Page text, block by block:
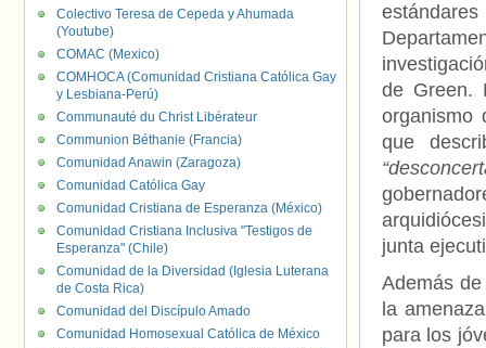
de Green.
organismo
que
junta
Además
la
para los
Colectivo Teresa de Cepeda y Ahumada
(Youtube)
COMAC (Mexico)
COMHOCA (Comunidad Cristiana Católica Gay
y Lesbiana-Perú)
Communauté du Christ Libérateur
Communion Béthanie (Francia)
Comunidad Anawin (Zaragoza)
Comunidad Católica Gay
Comunidad Cristiana de Esperanza (México)
Comunidad Cristiana Inclusiva "Testigos de
Esperanza" (Chile)
Comunidad de la Diversidad (Iglesia Luterana
de Costa Rica)
Comunidad del Discípulo Amado
Comunidad Homosexual Católica de México